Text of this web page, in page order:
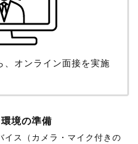
、オンライン面接を実施
境の準備
イス（カメラ・マイク付きの